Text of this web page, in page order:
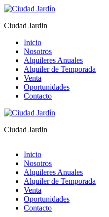
Ciudad Jardin
Inicio
Nosotros
Alquileres Anuales
Alquiler de Temporada
Venta
Oportunidades
Contacto
Ciudad Jardin
Inicio
Nosotros
Alquileres Anuales
Alquiler de Temporada
Venta
Oportunidades
Contacto